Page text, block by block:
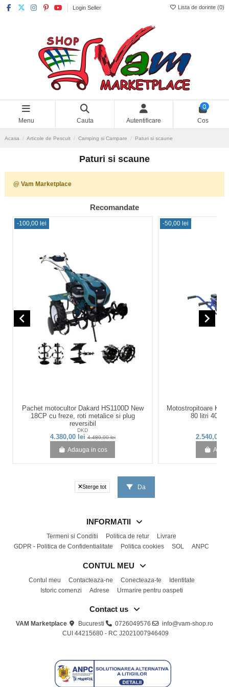
Login Seller Lista de dorinte (0)
Menu Cauta Autentificare
0
Cos
Acasa Articole de Pescuit Camping si Campare Paturi si scaune
Paturi si scaune
@ Vam Marketplace
Recomandate
-100,00 lei
Pachet motocultor Dakard HS1100D New
18CP cu freze, roti metalice si plug
reversibil
DKD
4.380,00 lei4.480,00 lei
Adauga in cos
-50,00 lei
Motostropitoare
80 litri 40
2.540,00
navigate_before navigate_next
Sterge tot Da
INFORMATII
Termeni si Conditii Politica de retur
Livrare
GDPR - Politica de Confidentialitate
Politica cookies SOL ANPC
CONTUL MEU
Contul meu Contacteaza-ne Conecteaza-te
Identitate
Istoric comenzi
Adrese Urmarire pentru oaspeti
Contact us
VAM Marketplace Bucuresti 0726049576
info@vam-shop.ro
CUI 44215680 - RC J2021007946409